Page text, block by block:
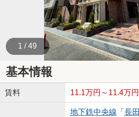
1 / 49
基本情報
賃料 11.1万円～11.4万円
地下鉄中央線 「 長田